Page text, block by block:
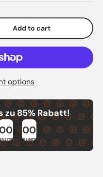
Add to cart
options
zu 85% Rabatt!
00 00
SEKUNDEN